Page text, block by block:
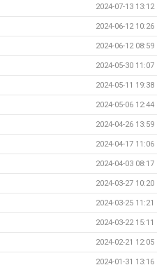
2024-07-13 13:12
2024-06-12 10:26
2024-06-12 08:59
2024-05-30 11:07
2024-05-11 19:38
2024-05-06 12:44
2024-04-26 13:59
2024-04-17 11:06
2024-04-03 08:17
2024-03-27 10:20
2024-03-25 11:21
2024-03-22 15:11
2024-02-21 12:05
2024-01-31 13:16